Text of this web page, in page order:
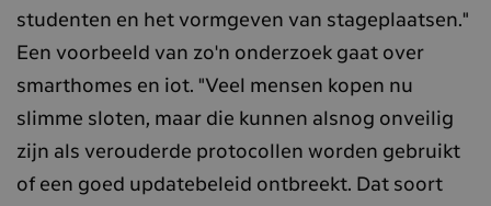
studenten en het vormgeven van stageplaatsen."
Een voorbeeld van zo'n onderzoek gaat over
smarthomes en iot. "Veel mensen kopen nu
slimme sloten, maar die kunnen alsnog onveilig
zijn als verouderde protocollen worden gebruikt
of een goed updatebeleid ontbreekt. Dat soort